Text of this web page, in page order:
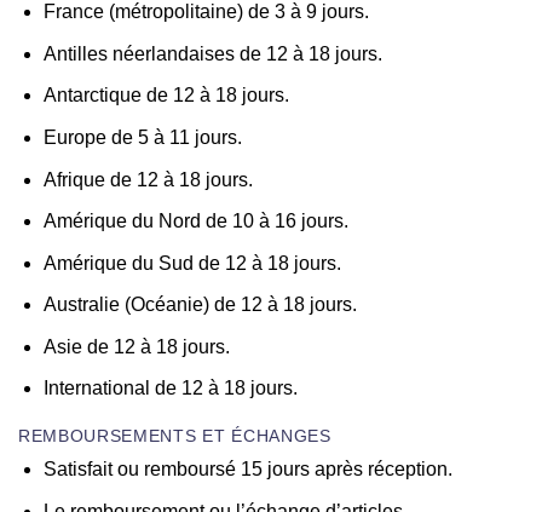
France (métropolitaine) de 3 à 9 jours.
Antilles néerlandaises de 12 à 18 jours.
Antarctique de 12 à 18 jours.
Europe de 5 à 11 jours.
Afrique de 12 à 18 jours.
Amérique du Nord de 10 à 16 jours.
Amérique du Sud de 12 à 18 jours.
Australie (Océanie) de 12 à 18 jours.
Asie de 12 à 18 jours.
International de 12 à 18 jours.
REMBOURSEMENTS ET ÉCHANGES
Satisfait ou remboursé 15 jours après réception.